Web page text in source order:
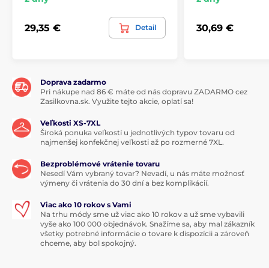
29,35 € Detail 30,69 €
Doprava zadarmo
Pri nákupe nad 86 € máte od nás dopravu ZADARMO cez
Zasilkovna.sk. Využite tejto akcie, oplatí sa!
Veľkosti XS-7XL
Široká ponuka veľkostí u jednotlivých typov tovaru od
najmenšej konfekčnej veľkosti až po rozmerné 7XL.
Bezproblémové vrátenie tovaru
Nesedí Vám vybraný tovar? Nevadí, u nás máte možnosť
výmeny či vrátenia do 30 dní a bez komplikácií.
Viac ako 10 rokov s Vami
Na trhu módy sme už viac ako 10 rokov a už sme vybavili
vyše ako 100 000 objednávok. Snažíme sa, aby mal zákazník
všetky potrebné informácie o tovare k dispozícii a zároveň
chceme, aby bol spokojný.